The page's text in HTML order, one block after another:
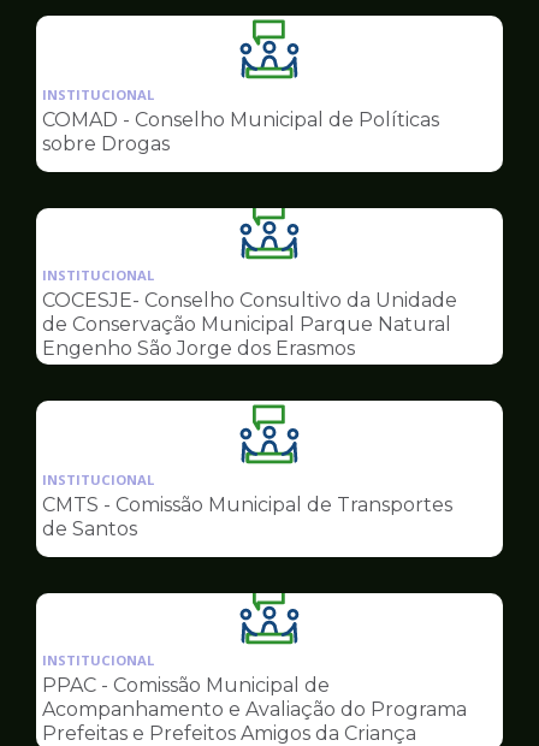
Ilustração
da
pagina
Conselhos
INSTITUCIONAL
COMAD - Conselho Municipal de Políticas
sobre Drogas
Ilustração
da
pagina
de
Conselhos
INSTITUCIONAL
COCESJE- Conselho Consultivo da Unidade
de Conservação Municipal Parque Natural
Engenho São Jorge dos Erasmos
Ilustração
da
pagina
Conselhos
INSTITUCIONAL
CMTS - Comissão Municipal de Transportes
de Santos
Ilustração
da
pagina
de
Conselhos
INSTITUCIONAL
PPAC - Comissão Municipal de
Acompanhamento e Avaliação do Programa
Prefeitas e Prefeitos Amigos da Criança